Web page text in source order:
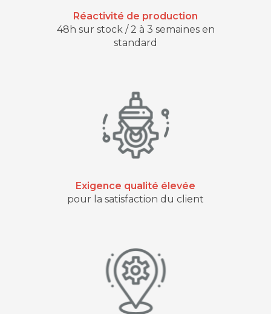
Réactivité de production
48h sur stock / 2 à 3 semaines en
standard
Exigence qualité élevée
pour la satisfaction du client